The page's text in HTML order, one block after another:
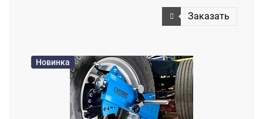
Заказать
Новинка